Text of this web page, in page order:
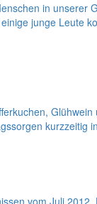
in unserer
junge Leute
kurzzeitig